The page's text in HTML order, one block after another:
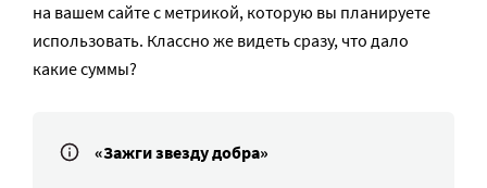
на вашем сайте с метрикой, которую вы планируете
использовать. Классно же видеть сразу, что дало
какие суммы?
«Зажги звезду добра»